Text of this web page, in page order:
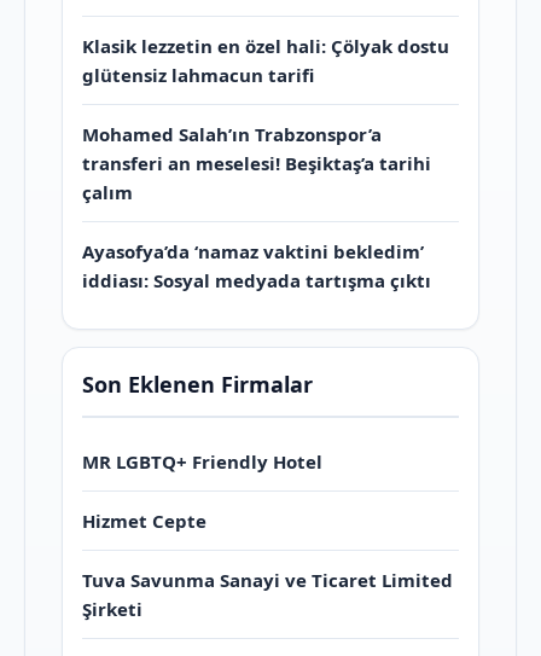
Klasik lezzetin en özel hali: Çölyak dostu
glütensiz lahmacun tarifi
Mohamed Salah’ın Trabzonspor’a
transferi an meselesi! Beşiktaş’a tarihi
çalım
Ayasofya’da ‘namaz vaktini bekledim’
iddiası: Sosyal medyada tartışma çıktı
Son Eklenen Firmalar
MR LGBTQ+ Friendly Hotel
Hizmet Cepte
Tuva Savunma Sanayi ve Ticaret Limited
Şirketi